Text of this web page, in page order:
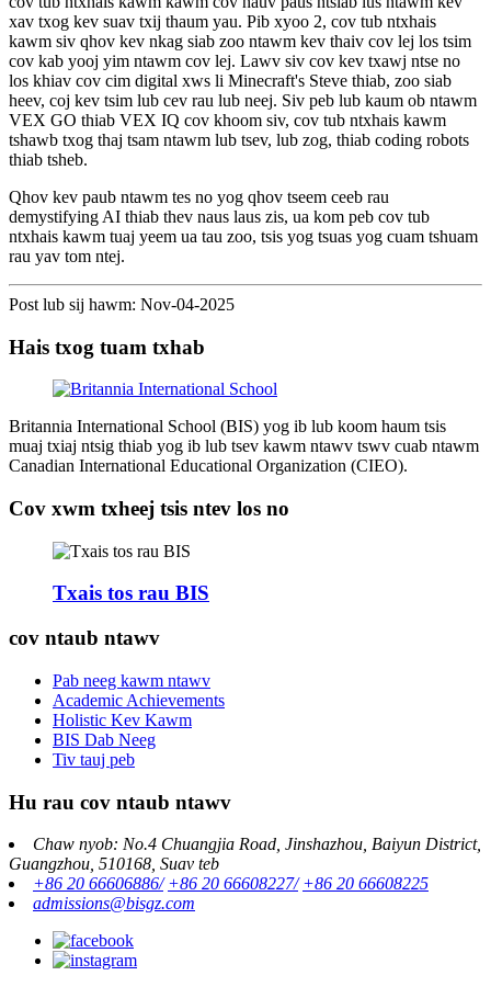
xav txog kev suav txij thaum yau. Pib xyoo 2, cov tub ntxhais
kawm siv qhov kev nkag siab zoo ntawm kev thaiv cov lej los tsim
cov kab yooj yim ntawm cov lej. Lawv siv cov kev txawj ntse no
los khiav cov cim digital xws li Minecraft's Steve thiab, zoo siab
heev, coj kev tsim lub cev rau lub neej. Siv peb lub kaum ob ntawm
VEX GO thiab VEX IQ cov khoom siv, cov tub ntxhais kawm
tshawb txog thaj tsam ntawm lub tsev, lub zog, thiab coding robots
thiab tsheb.
Qhov kev paub ntawm tes no yog qhov tseem ceeb rau
demystifying AI thiab thev naus laus zis, ua kom peb cov tub
ntxhais kawm tuaj yeem ua tau zoo, tsis yog tsuas yog cuam tshuam
rau yav tom ntej.
Post lub sij hawm: Nov-04-2025
Hais txog tuam txhab
Britannia International School (BIS) yog ib lub koom haum tsis
muaj txiaj ntsig thiab yog ib lub tsev kawm ntawv tswv cuab ntawm
Canadian International Educational Organization (CIEO).
Cov xwm txheej tsis ntev los no
Txais tos rau BIS
cov ntaub ntawv
Pab neeg kawm ntawv
Academic Achievements
Holistic Kev Kawm
BIS Dab Neeg
Tiv tauj peb
Hu rau cov ntaub ntawv
Chaw nyob: No.4 Chuangjia Road, Jinshazhou, Baiyun District,
Guangzhou, 510168, Suav teb
+86 20 66606886/ +86 20 66608227/ +86 20 66608225
admissions@bisgz.com